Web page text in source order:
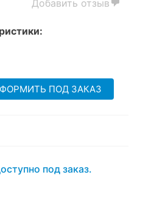
Добавить отзыв
ПОД ЗАКАЗ
под заказ.